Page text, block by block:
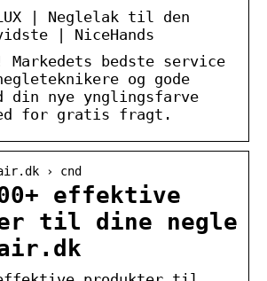
| Neglelak til den
| NiceHands
Markedets bedste service
og gode
din nye ynglingsfarve
for gratis fragt.
› cnd
effektive
til dine negle